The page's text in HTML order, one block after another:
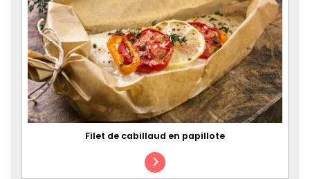
Filet de cabillaud en papillote